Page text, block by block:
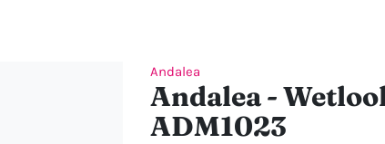
Andalea
Andalea -
ADM1023